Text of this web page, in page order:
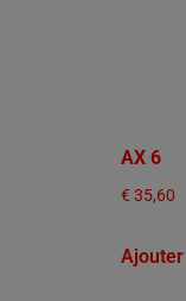
AX 6
€ 35,60